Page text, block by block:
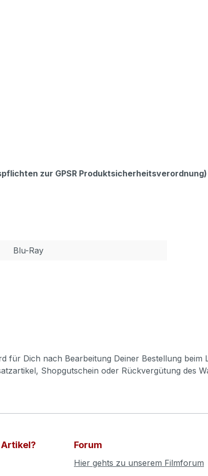
zur GPSR Produktsicherheitsverordnung)
Blu-Ray
für Dich nach Bearbeitung Deiner Bestellung
Shopgutschein oder Rückvergütung des
Forum
Hier gehts zu unserem Filmforum